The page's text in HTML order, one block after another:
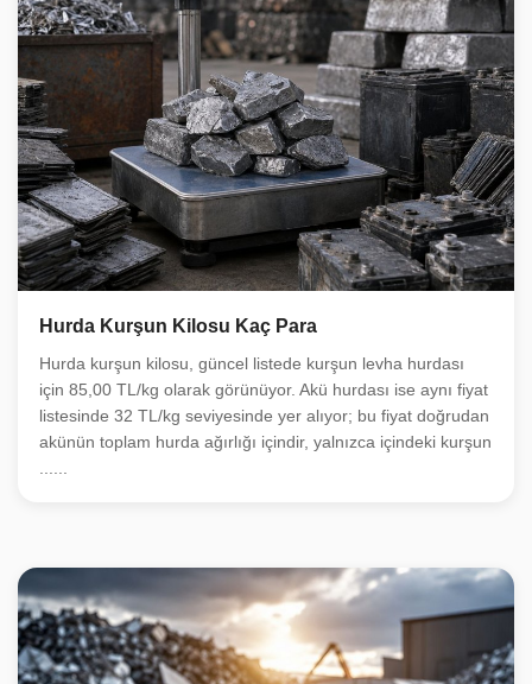
Hurda Kurşun Kilosu Kaç Para
Hurda kurşun kilosu, güncel listede kurşun levha hurdası
için 85,00 TL/kg olarak görünüyor. Akü hurdası ise aynı fiyat
listesinde 32 TL/kg seviyesinde yer alıyor; bu fiyat doğrudan
akünün toplam hurda ağırlığı içindir, yalnızca içindeki kurşun